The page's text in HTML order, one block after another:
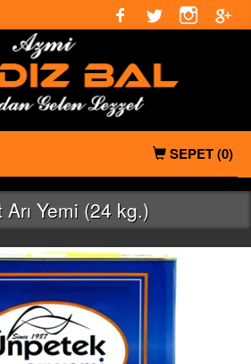
SEPET(0)
Arı Yemi (24 kg.)